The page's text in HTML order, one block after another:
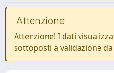
Attenzione
Attenzione! I dati
sottoposti a validazione